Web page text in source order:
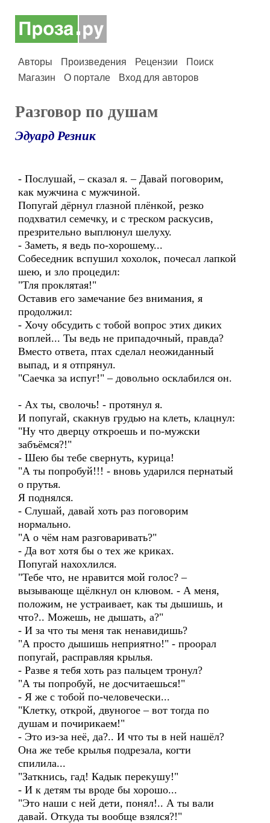
Авторы Произведения Рецензии
Поиск
Магазин
О портале Вход для авторов
Разговор по душам
Эдуард Резник
- Послушай, – сказал я. – Давай поговорим,
как мужчина с мужчиной.
Попугай дёрнул глазной плёнкой, резко
подхватил семечку, и с треском раскусив,
презрительно выплюнул шелуху.
- Заметь, я ведь по-хорошему...
Собеседник вспушил хохолок, почесал лапкой
шею, и зло процедил:
"Тля проклятая!"
Оставив его замечание без внимания, я
продолжил:
- Хочу обсудить с тобой вопрос этих диких
воплей... Ты ведь не припадочный, правда?
Вместо ответа, птах сделал неожиданный
выпад, и я отпрянул.
"Саечка за испуг!" – довольно осклабился он.
- Ах ты, сволочь! - протянул я.
И попугай, скакнув грудью на клеть, клацнул:
"Ну что дверцу откроешь и по-мужски
забъёмся?!"
- Шею бы тебе свернуть, курица!
"А ты попробуй!!! - вновь ударился пернатый
о прутья.
Я поднялся.
- Слушай, давай хоть раз поговорим
нормально.
"А о чём нам разговаривать?"
- Да вот хотя бы о тех же криках.
Попугай нахохлился.
"Тебе что, не нравится мой голос? –
вызывающе щёлкнул он клювом. - А меня,
положим, не устраивает, как ты дышишь, и
что?.. Можешь, не дышать, а?"
- И за что ты меня так ненавидишь?
"А просто дышишь неприятно!" - проорал
попугай, расправляя крылья.
- Разве я тебя хоть раз пальцем тронул?
"А ты попробуй, не досчитаешься!"
- Я же с тобой по-человечески...
"Клетку, открой, двуногое – вот тогда по
душам и почирикаем!"
- Это из-за неё, да?.. И что ты в ней нашёл?
Она же тебе крылья подрезала, когти
спилила...
"Заткнись, гад! Кадык перекушу!"
- И к детям ты вроде бы хорошо...
"Это наши с ней дети, понял!.. А ты вали
давай. Откуда ты вообще взялся?!"